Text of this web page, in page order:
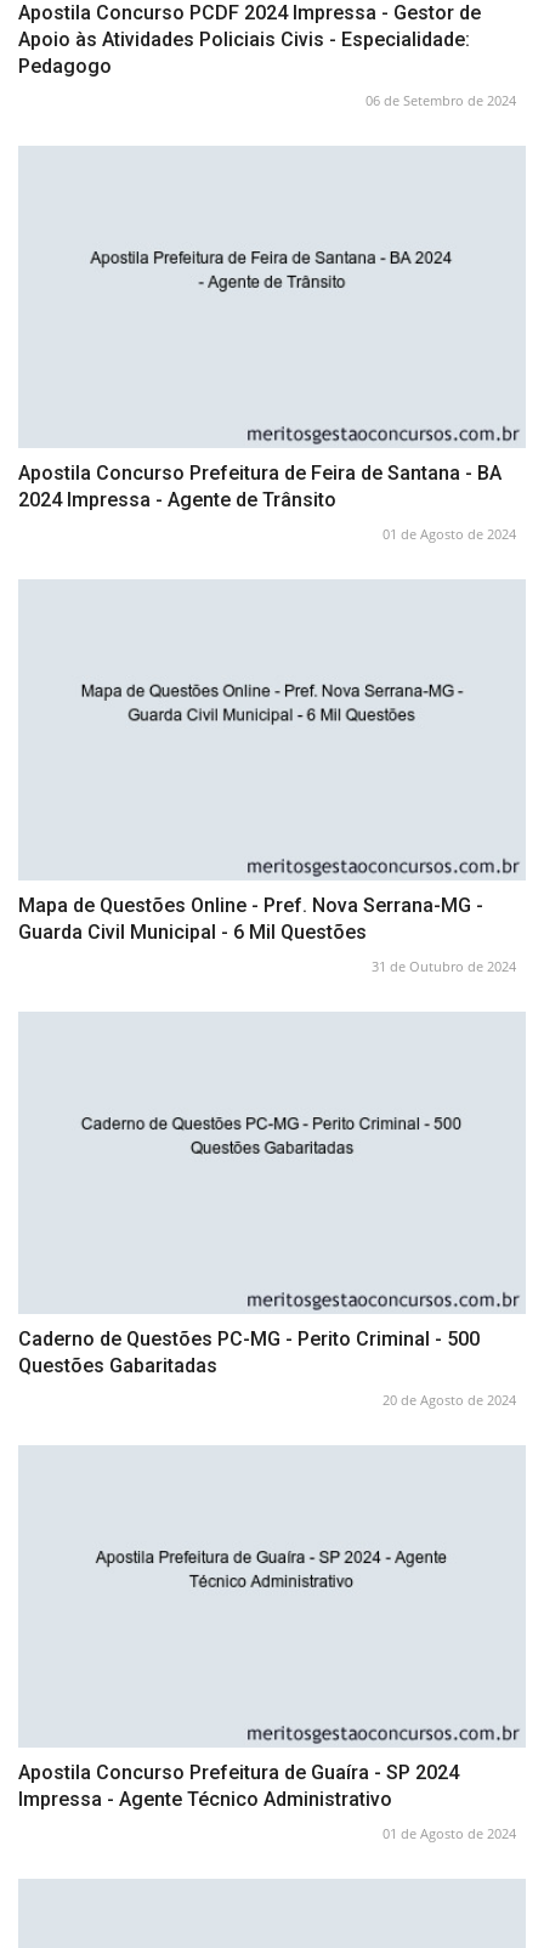
Apostila Concurso PCDF 2024 Impressa - Gestor de
Apoio às Atividades Policiais Civis - Especialidade:
Pedagogo
06 de Setembro de 2024
Apostila Concurso Prefeitura de Feira de Santana - BA
2024 Impressa - Agente de Trânsito
01 de Agosto de 2024
Mapa de Questões Online - Pref. Nova Serrana-MG -
Guarda Civil Municipal - 6 Mil Questões
31 de Outubro de 2024
Caderno de Questões PC-MG - Perito Criminal - 500
Questões Gabaritadas
20 de Agosto de 2024
Apostila Concurso Prefeitura de Guaíra - SP 2024
Impressa - Agente Técnico Administrativo
01 de Agosto de 2024